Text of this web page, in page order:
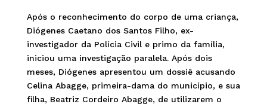
Após o reconhecimento do corpo de uma criança,
Diógenes Caetano dos Santos Filho, ex-
investigador da Polícia Civil e primo da família,
iniciou uma investigação paralela. Após dois
meses, Diógenes apresentou um dossiê acusando
Celina Abagge, primeira-dama do município, e sua
filha, Beatriz Cordeiro Abagge, de utilizarem o